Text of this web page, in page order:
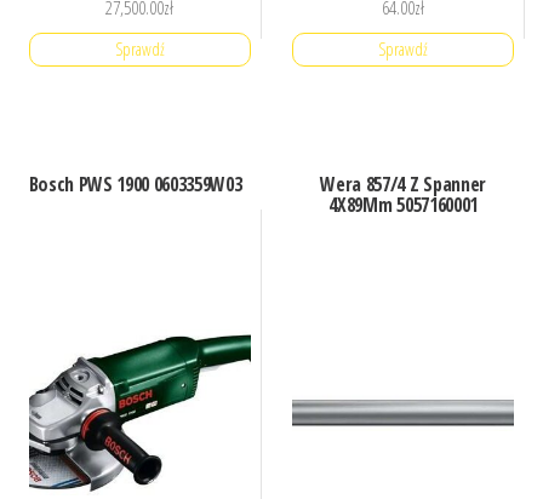
27,500.00zł
Sprawdź
64.00zł
Sprawdź
Bosch PWS 1900 0603359W03 Wera 857/4 Z Spanner
4X89Mm 5057160001